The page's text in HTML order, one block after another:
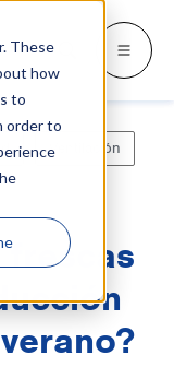
These
how
to
order to
Productos
adiabático
con un
de energía
Industrias
Sobre Oxycom
Ventilación
frescas